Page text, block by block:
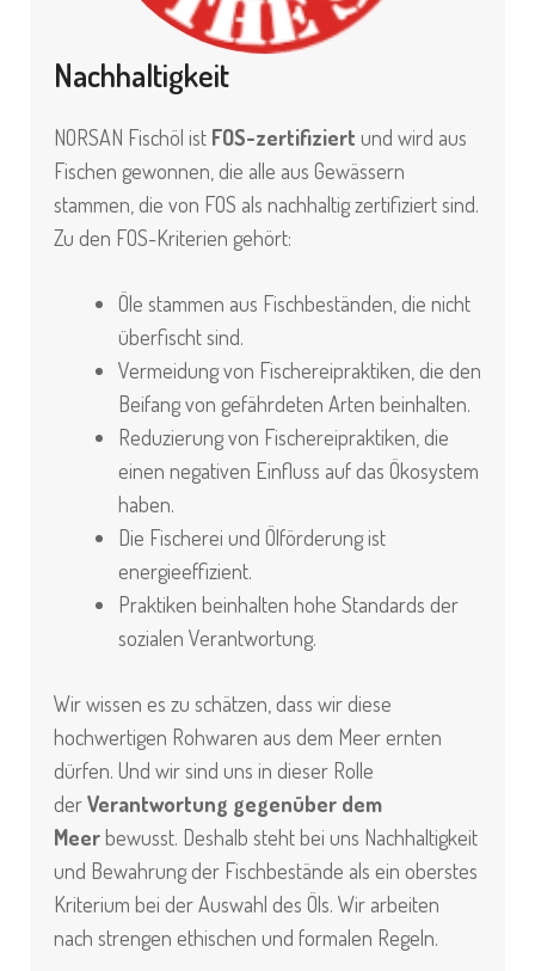
Nachhaltigkeit
NORSAN Fischöl ist FOS-zertifiziert und wird aus
Fischen gewonnen, die alle aus Gewässern
stammen, die von FOS als nachhaltig zertifiziert sind.
Zu den FOS-Kriterien gehört:
Öle stammen aus Fischbeständen, die nicht
überfischt sind.
Vermeidung von Fischereipraktiken, die den
Beifang von gefährdeten Arten beinhalten.
Reduzierung von Fischereipraktiken, die
einen negativen Einfluss auf das Ökosystem
haben.
Die Fischerei und Ölförderung ist
energieeffizient.
Praktiken beinhalten hohe Standards der
sozialen Verantwortung.
Wir wissen es zu schätzen, dass wir diese
hochwertigen Rohwaren aus dem Meer ernten
dürfen. Und wir sind uns in dieser Rolle
derVerantwortung gegenüber dem
Meerbewusst. Deshalb steht bei uns Nachhaltigkeit
und Bewahrung der Fischbestände als ein oberstes
Kriterium bei der Auswahl des Öls. Wir arbeiten
nach strengen ethischen und formalen Regeln.